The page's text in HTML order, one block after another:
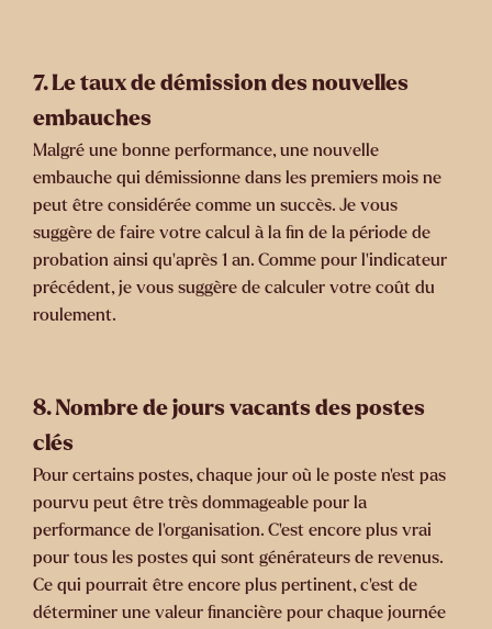
7.Le taux de démission des nouvelles
embauches
Malgré une bonne performance, une nouvelle
embauche qui démissionne dans les premiers mois ne
peut être considérée comme un succès. Je vous
suggère de faire votre calcul à la fin de la période de
probation ainsi qu’après 1 an. Comme pour l’indicateur
précédent, je vous suggère de calculer votre coût du
roulement.
8.Nombre de jours vacants des postes
clés
Pour certains postes, chaque jour où le poste n’est pas
pourvu peut être très dommageable pour la
performance de l’organisation. C’est encore plus vrai
pour tous les postes qui sont générateurs de revenus.
Ce qui pourrait être encore plus pertinent, c’est de
déterminer une valeur financière pour chaque journée